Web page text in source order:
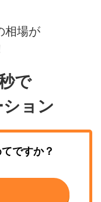
相場が
で
ョン
ですか？